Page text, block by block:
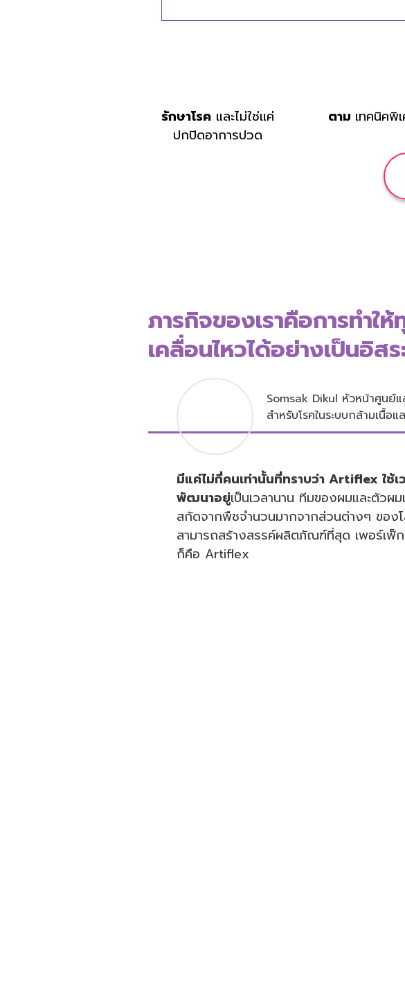
รักษาโรคและไม่ใช่แค่
ปกปิดอาการปวด
ตาม เทคนิคพิ
มีแค่ไม่กี่คนเท่านั้นที่ทราบว่า Artiflex ใช้เ
พัฒนาอยู่เป็นเวลานาน ทีมของผมและตัวผ
สกัดจากพืชจำนวนมากจากส่วนต่างๆ ของ
สามารถสร้างสรรค์ผลิตภัณฑ์ที่สุด เพอร์เฟ็
ก็คือ Artiflex
Somsak Dikul หัวหน้าศูนย์แ
สำหรับโรคในระบบกล้ามเนื้อแ
ภารกิจของเราคือการทำใ
เคลื่อนไหวได้อย่างเป็นอิสร